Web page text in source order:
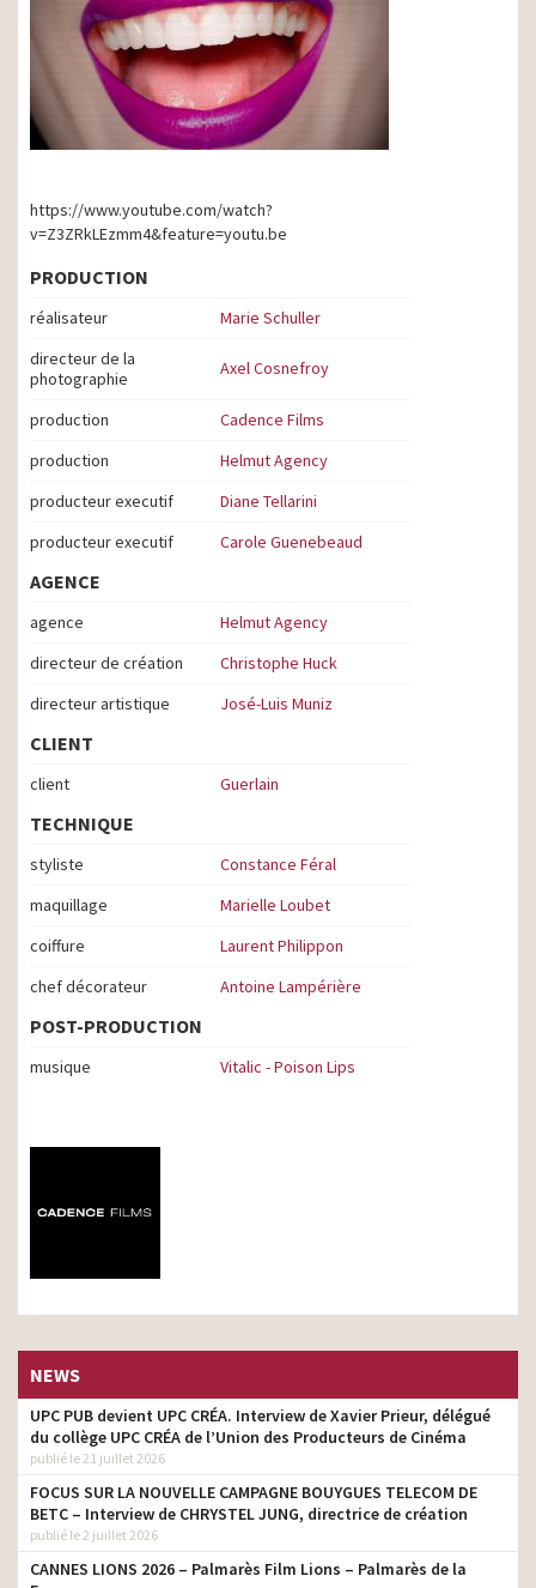
https://www.youtube.com/watch?
v=Z3ZRkLEzmm4&feature=youtu.be
PRODUCTION
réalisateur
Marie Schuller
directeur de la
photographie
Axel Cosnefroy
production
Cadence Films
production
Helmut Agency
producteur executif
Diane Tellarini
producteur executif
Carole Guenebeaud
AGENCE
agence
Helmut Agency
directeur de création
Christophe Huck
directeur artistique
José-Luis Muniz
CLIENT
client Guerlain
TECHNIQUE
styliste
Constance Féral
maquillage
Marielle Loubet
coiffure
Laurent Philippon
chef décorateur
Antoine Lampérière
POST-PRODUCTION
musique Vitalic - Poison Lips
NEWS
UPC PUB devient UPC CRÉA. Interview de Xavier Prieur, délégué
du collège UPC CRÉA de l’Union des Producteurs de Cinéma
publié le 21 juillet 2026
FOCUS SUR LA NOUVELLE CAMPAGNE BOUYGUES TELECOM DE
BETC – Interview de CHRYSTEL JUNG, directrice de création
publié le 2 juillet 2026
CANNES LIONS 2026 – Palmarès Film Lions – Palmarès de la